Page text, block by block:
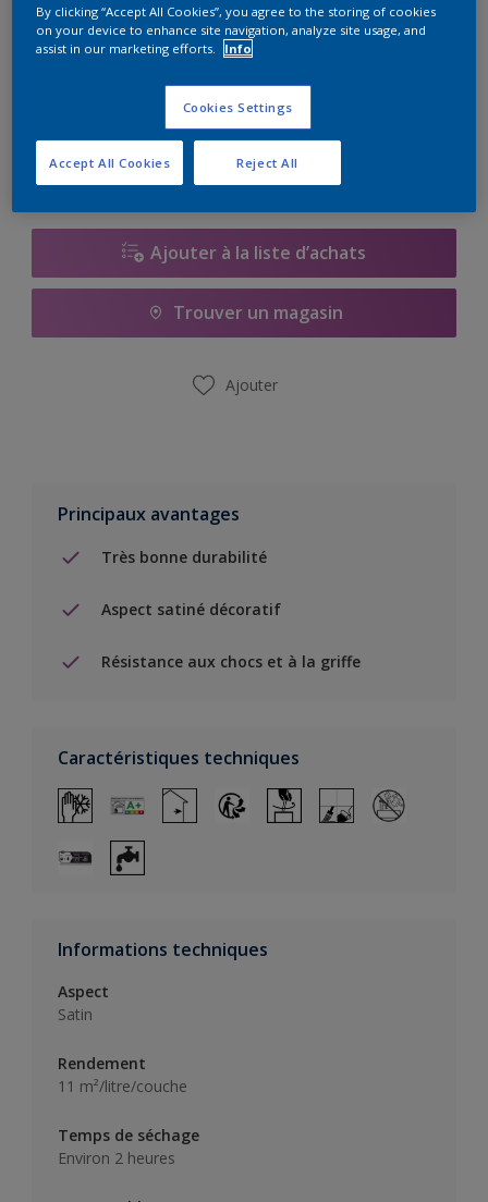
1L 2,5L 5L
Ajouter à la liste d’achats
Trouver un magasin
Ajouter
Principaux avantages
Très bonne durabilité
Aspect satiné décoratif
Résistance aux chocs et à la griffe
Caractéristiques techniques
Informations techniques
Aspect
Satin
Rendement
11 m²/litre/couche
Temps de séchage
Environ 2 heures
By clicking “Accept All Cookies”, you agree to the storing of cookies
on your device to enhance site navigation, analyze site usage, and
assist in our marketing efforts.
Info
Cookies Settings
Reject All
Accept All Cookies